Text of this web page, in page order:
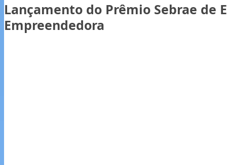
Lançamento do Prêmio Sebrae de
Empreendedora